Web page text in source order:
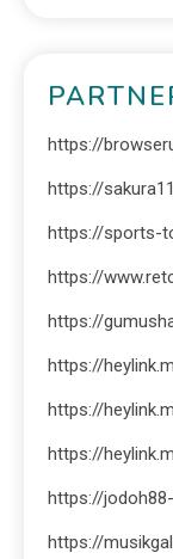
https://
https://
https://sports-
https://
https://
https://
https://
https://
https://
https://